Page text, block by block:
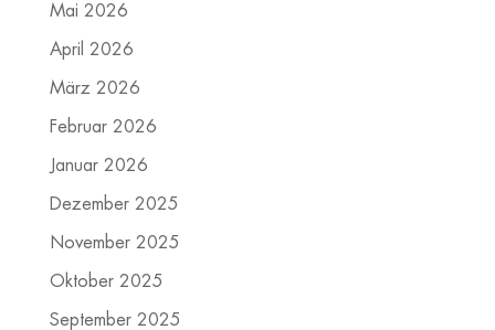
Mai 2026
April 2026
März 2026
Februar 2026
Januar 2026
Dezember 2025
November 2025
Oktober 2025
September 2025